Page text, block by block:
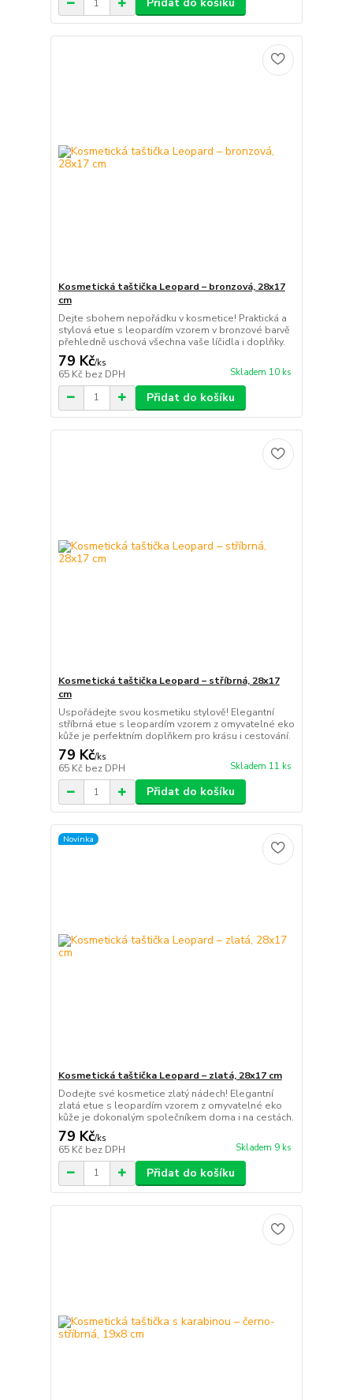
Kosmetická taštička Leopard – bronzová, 28x17
cm
Dejte sbohem nepořádku v kosmetice! Praktická a
stylová etue s leopardím vzorem v bronzové barvě
přehledně uschová všechna vaše líčidla i doplňky.
79 Kč/ks
65 Kč bez DPH Skladem 10 ks
Přidat do košíku
Kosmetická taštička Leopard – stříbrná, 28x17
cm
Uspořádejte svou kosmetiku stylově! Elegantní
stříbrná etue s leopardím vzorem z omyvatelné eko
kůže je perfektním doplňkem pro krásu i cestování.
79 Kč/ks
65 Kč bez DPH Skladem 11 ks
Přidat do košíku
Novinka
Kosmetická taštička Leopard – zlatá, 28x17 cm
Dodejte své kosmetice zlatý nádech! Elegantní
zlatá etue s leopardím vzorem z omyvatelné eko
kůže je dokonalým společníkem doma i na cestách.
79 Kč/ks
65 Kč bez DPH Skladem 9 ks
Přidat do košíku